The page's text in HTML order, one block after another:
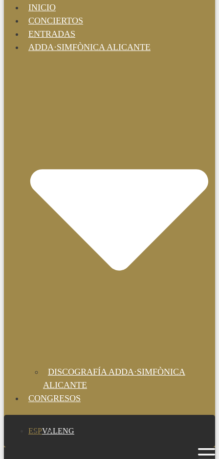
INICIO
CONCIERTOS
ENTRADAS
ADDA·SIMFÒNICA ALICANTE
DISCOGRAFÍA ADDA·SIMFÒNICA
ALICANTE
CONGRESOS
ESPVALENG